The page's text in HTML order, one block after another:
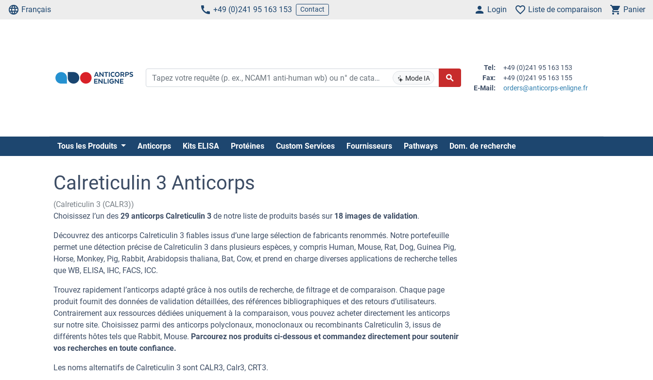
Français +49 (0)241 95 163 153 Contact Login Liste de comparaison Panier
Mode IA
Tel:
+49 (0)241 95 163 153
Fax:
+49 (0)241 95 163 155
E-Mail:
orders@anticorps-enligne.fr
Tous les Produits Anticorps Kits ELISA Protéines Custom Services Fournisseurs Pathways Dom. de recherche
Calreticulin 3 Anticorps
(Calreticulin 3 (CALR3))
Choisissez l’un des 29 anticorps Calreticulin 3 de notre liste de produits basés sur 18 images de validation.
Découvrez des anticorps Calreticulin 3 fiables issus d’une large sélection de fabricants renommés. Notre portefeuille
permet une détection précise de Calreticulin 3 dans plusieurs espèces, y compris Human, Mouse, Rat, Dog, Guinea Pig,
Horse, Monkey, Pig, Rabbit, Arabidopsis thaliana, Bat, Cow, et prend en charge diverses applications de recherche telles
que WB, ELISA, IHC, FACS, ICC.
Trouvez rapidement l’anticorps adapté grâce à nos outils de recherche, de filtrage et de comparaison. Chaque page
produit fournit des données de validation détaillées, des références bibliographiques et des retours d’utilisateurs.
Contrairement aux ressources dédiées uniquement à la comparaison, vous pouvez acheter directement les anticorps
sur notre site. Choisissez parmi des anticorps polyclonaux, monoclonaux ou recombinants Calreticulin 3, issus de
différents hôtes tels que Rabbit, Mouse. Parcourez nos produits ci-dessous et commandez directement pour soutenir
vos recherches en toute confiance.
Les noms alternatifs de Calreticulin 3 sont CALR3, Calr3, CRT3.